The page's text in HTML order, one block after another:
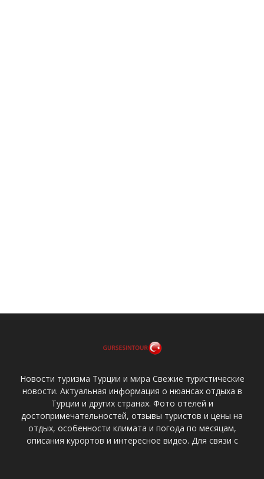
Новости туризма Турции и мира Свежие туристические
новости. Актуальная информация о нюансах отдыха в
Турции и других странах. Фото отелей и
достопримечательностей, отзывы туристов и цены на
отдых, особенности климата и погода по месяцам,
описания курортов и интересное видео. Для связи с